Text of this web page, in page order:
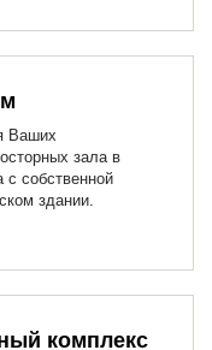
Ваших
зала в
с собственной
здании.
комплекс